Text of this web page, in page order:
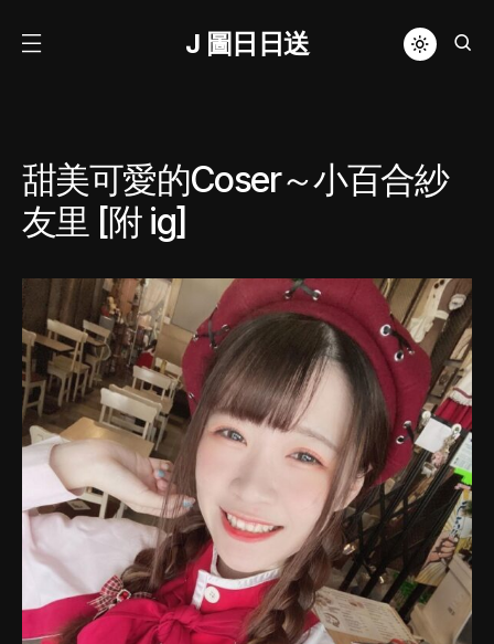
J 圖日日送
甜美可愛的Coser～小百合紗
友里 [附 ig]